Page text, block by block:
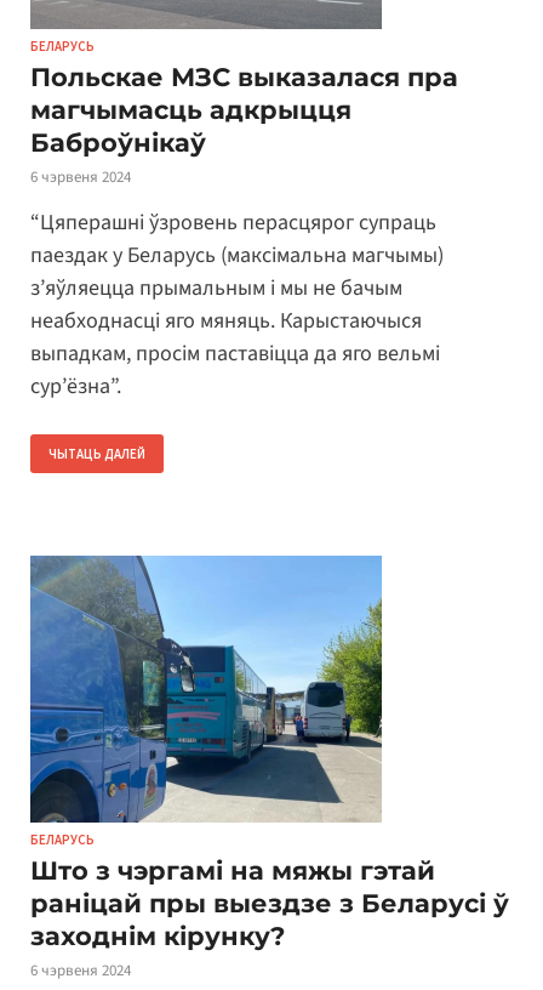
БЕЛАРУСЬ
Польскае МЗС выказалася пра
магчымасць адкрыцця
Баброўнікаў
6 чэрвеня 2024
“Цяперашні ўзровень перасцярог супраць
паездак у Беларусь (максімальна магчымы)
з’яўляецца прымальным і мы не бачым
неабходнасці яго мяняць. Карыстаючыся
выпадкам, просім паставіцца да яго вельмі
сур’ёзна”.
ЧЫТАЦЬ ДАЛЕЙ
БЕЛАРУСЬ
Што з чэргамі на мяжы гэтай
раніцай пры выездзе з Беларусі ў
заходнім кірунку?
6 чэрвеня 2024